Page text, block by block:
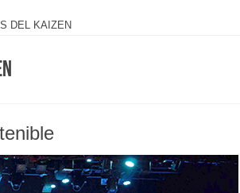
DEL KAIZEN